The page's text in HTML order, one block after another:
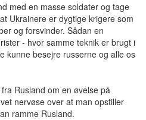
med en masse soldater og tage
Ukrainere er dygtige krigere som
og forsvinder. Sådan en
- hvor samme teknik er brugt i
kunne besejre russerne og alle os
Rusland om en øvelse på
nervøse over at man opstiller
ramme Rusland.